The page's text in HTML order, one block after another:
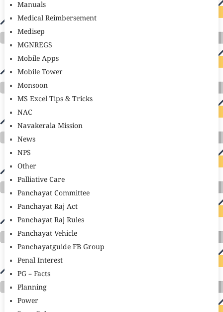
Manuals
Medical Reimbersement
Medisep
MGNREGS
Mobile Apps
Mobile Tower
Monsoon
MS Excel Tips & Tricks
NAC
Navakerala Mission
News
NPS
Other
Palliative Care
Panchayat Committee
Panchayat Raj Act
Panchayat Raj Rules
Panchayat Vehicle
Panchayatguide FB Group
Penal Interest
PG – Facts
Planning
Power